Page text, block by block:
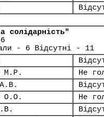
солідарність"
- 6 Відсутні - 11
М.Р.
Не
А.В.
О.О.
Не